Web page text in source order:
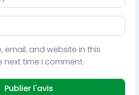
email, and website in this
next time I comment.